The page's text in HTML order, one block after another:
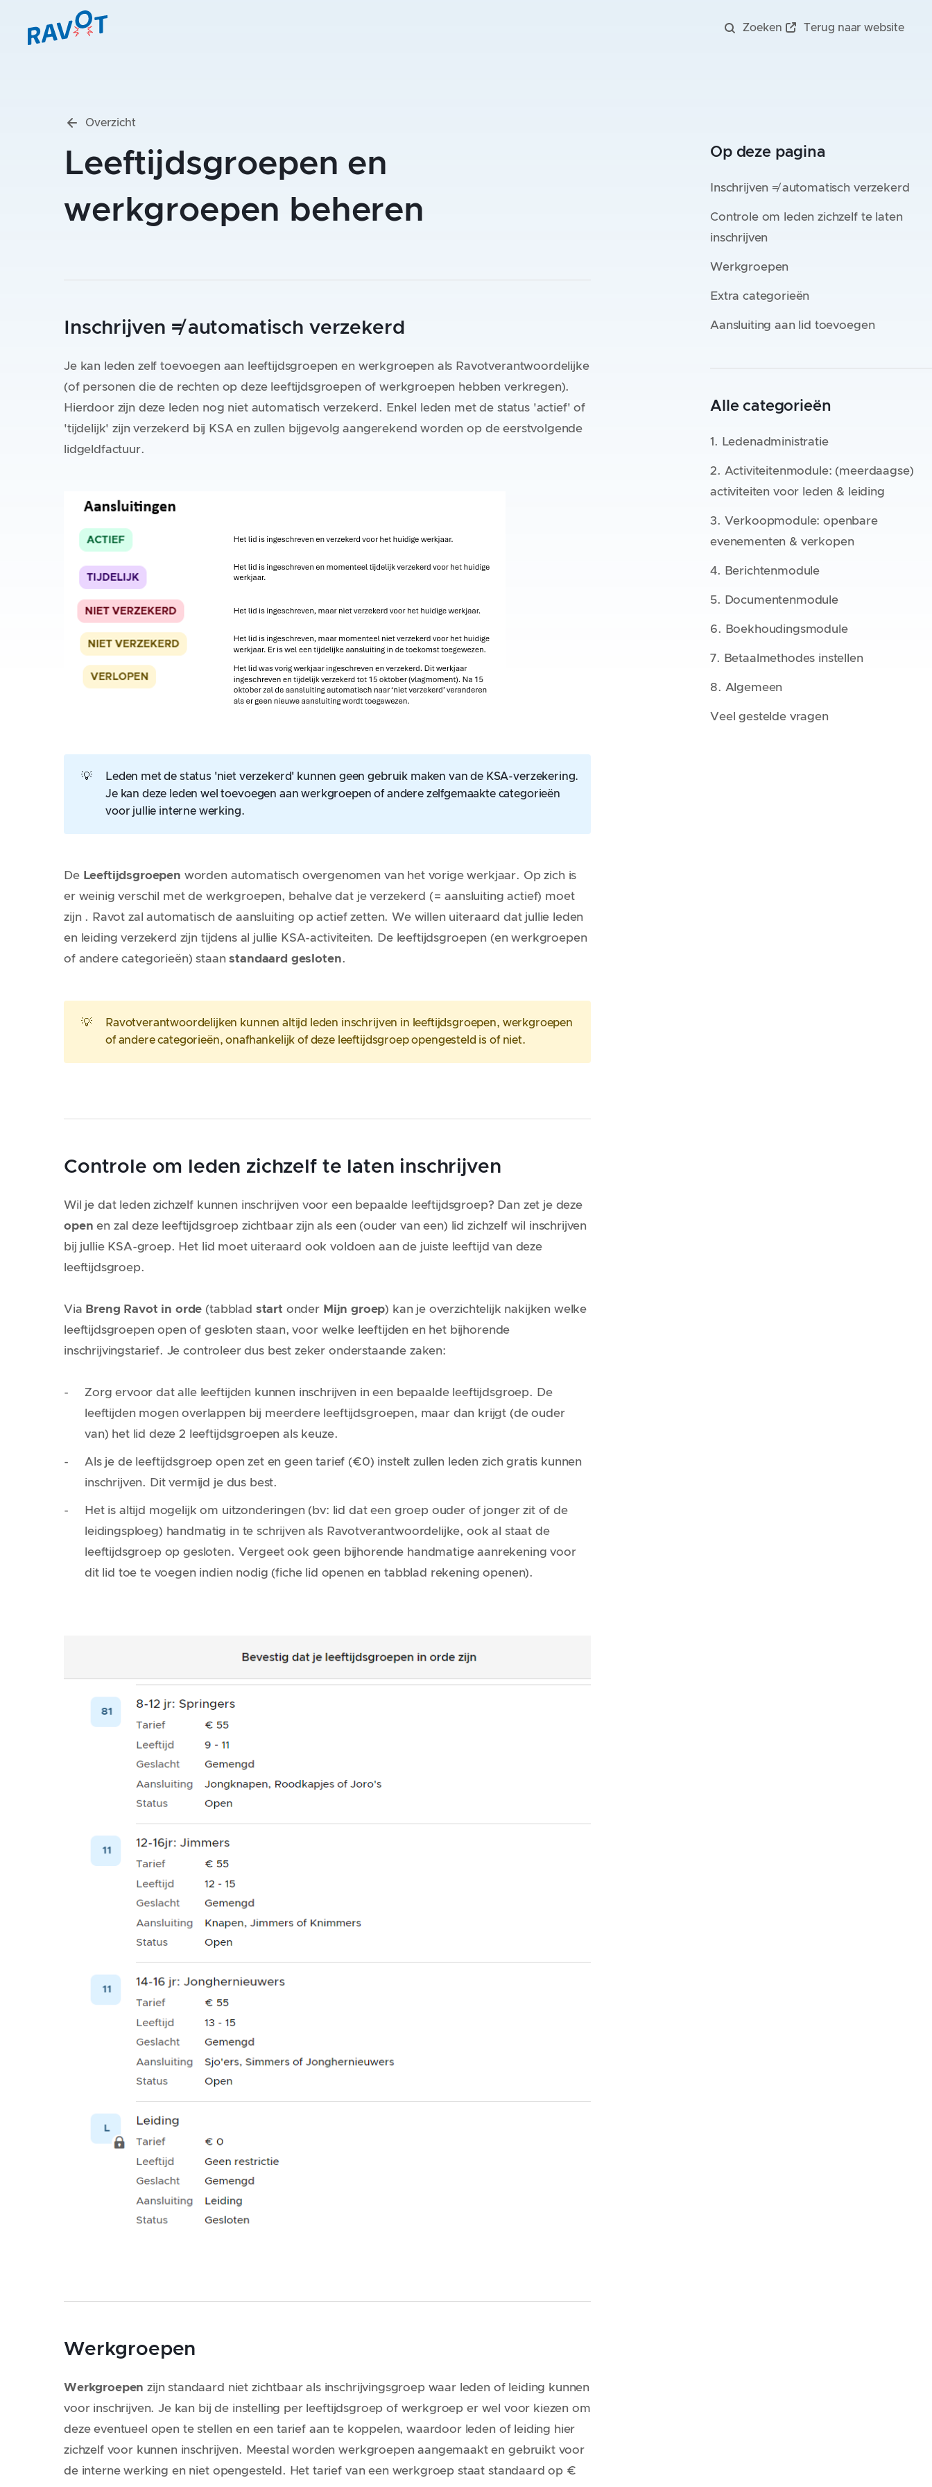
Zoeken Terug naar website
Overzicht
Leeftijdsgroepen en
werkgroepen beheren
Inschrijven ≠automatisch verzekerd
Je kan leden zelf toevoegen aan leeftijdsgroepen en werkgroepen als Ravotverantwoordelijke
(of personen die de rechten op deze leeftijdsgroepen of werkgroepen hebben verkregen).
Hierdoor zijn deze leden nog niet automatisch verzekerd. Enkel leden met de status 'actief' of
'tijdelijk' zijn verzekerd bij KSA en zullen bijgevolg aangerekend worden op de eerstvolgende
lidgeldfactuur.
💡
Leden met de status 'niet verzekerd' kunnen geen gebruik maken van de KSA-verzekering.
Je kan deze leden wel toevoegen aan werkgroepen of andere zelfgemaakte categorieën
voor jullie interne werking.
De Leeftijdsgroepen worden automatisch overgenomen van het vorige werkjaar. Op zich is
er weinig verschil met de werkgroepen, behalve dat je verzekerd (= aansluiting actief) moet
zijn . Ravot zal automatisch de aansluiting op actief zetten. We willen uiteraard dat jullie leden
en leiding verzekerd zijn tijdens al jullie KSA-activiteiten. De leeftijdsgroepen (en werkgroepen
of andere categorieën) staanstandaard gesloten.
💡
Ravotverantwoordelijken kunnen altijd leden inschrijven in leeftijdsgroepen, werkgroepen
of andere categorieën, onafhankelijk of deze leeftijdsgroep opengesteld is of niet.
Controle om leden zichzelf te laten inschrijven
Wil je dat leden zichzelf kunnen inschrijven voor een bepaalde leeftijdsgroep? Dan zet je deze
openen zal deze leeftijdsgroep zichtbaar zijn als een (ouder van een) lid zichzelf wil inschrijven
bij jullie KSA-groep. Het lid moet uiteraard ook voldoen aan de juiste leeftijd van deze
leeftijdsgroep.
Via Breng Ravot in orde (tabblad start onder Mijn groep) kan je overzichtelijk nakijken welke
leeftijdsgroepen open of gesloten staan, voor welke leeftijden en het bijhorende
inschrijvingstarief. Je controleer dus best zeker onderstaande zaken:
Zorg ervoor datalle leeftijden kunnen inschrijven in een bepaalde leeftijdsgroep. De
leeftijden mogen overlappen bij meerdere leeftijdsgroepen, maar dan krijgt (de ouder
van) het lid deze 2 leeftijdsgroepen als keuze.
Als je de leeftijdsgroep open zet en geen tarief (€0) instelt zullen leden zichgratis kunnen
inschrijven. Dit vermijd je dus best.
Het is altijd mogelijk om uitzonderingen (bv: lid dat een groep ouder of jonger zit of de
leidingsploeg) handmatig in te schrijven als Ravotverantwoordelijke, ook al staat de
leeftijdsgroep op gesloten. Vergeet ook geen bijhorende handmatige aanrekening voor
dit lid toe te voegen indien nodig (fiche lid openen en tabblad rekening openen).
Werkgroepen
Werkgroepenzijn standaard niet zichtbaar als inschrijvingsgroep waar leden of leiding kunnen
voor inschrijven. Je kan bij de instelling per leeftijdsgroep of werkgroep er wel voor kiezen om
deze eventueel open te stellen en een tarief aan te koppelen, waardoor leden of leiding hier
zichzelf voor kunnen inschrijven. Meestal worden werkgroepen aangemaakt en gebruikt voor
de interne werking en niet opengesteld. Het tarief van een werkgroep staat standaard op €
Inschrijven ≠ automatisch verzekerd
Controle om leden zichzelf te laten
inschrijven
Werkgroepen
Extra categorieën
Aansluiting aan lid toevoegen
Alle categorieën
1. Ledenadministratie
2. Activiteitenmodule: (meerdaagse)
activiteiten voor leden & leiding
3. Verkoopmodule: openbare
evenementen & verkopen
4. Berichtenmodule
5. Documentenmodule
6. Boekhoudingsmodule
7. Betaalmethodes instellen
8. Algemeen
Veel gestelde vragen